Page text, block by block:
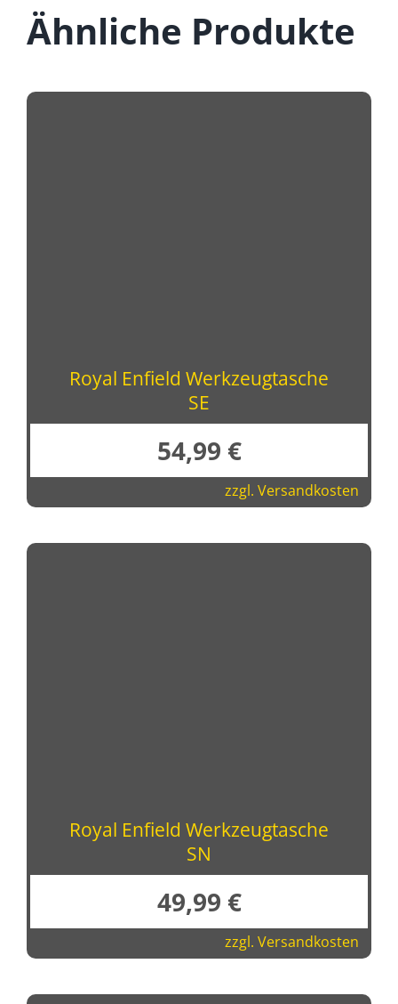
Ähnliche Produkte
Royal Enfield Werkzeugtasche
SE
54,99 €
zzgl. Versandkosten
Royal Enfield Werkzeugtasche
SN
49,99 €
zzgl. Versandkosten